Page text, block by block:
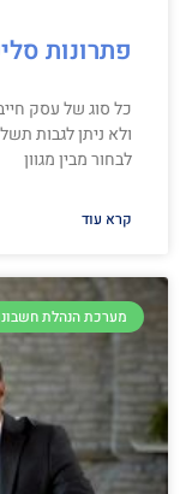
פתרונות
כל סוג של עסק
ולא ניתן לגבות
לבחור מבין מגוון
קרא עוד
מערכת הנהלת